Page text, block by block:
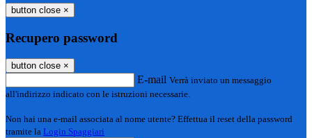
button close ×
Recupero password
button close ×
E-mail Verrà inviato un messaggio
all'indirizzo indicato con le istruzioni necessarie.
Non hai una e-mail associata al nome utente? Effettua il reset della password
tramite la Login Spaggiari